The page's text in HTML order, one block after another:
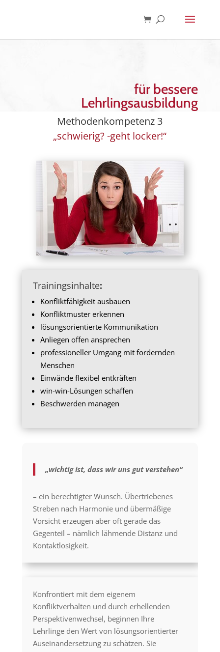
für bessere
Lehrlingsausbildung
Methodenkompetenz 3
„schwierig? -geht locker!“
Trainingsinhalte:
Konfliktfähigkeit ausbauen
Konfliktmuster erkennen
lösungsorientierte Kommunikation
Anliegen offen ansprechen
professioneller Umgang mit fordernden
Menschen
Einwände flexibel entkräften
win-win-Lösungen schaffen
Beschwerden managen
„wichtig ist, dass wir uns gut verstehen“
– ein berechtigter Wunsch. Übertriebenes
Streben nach Harmonie und übermäßige
Vorsicht erzeugen aber oft gerade das
Gegenteil – nämlich lähmende Distanz und
Kontaktlosigkeit.
Konfrontiert mit dem eigenem
Konfliktverhalten und durch erhellenden
Perspektivenwechsel, beginnen Ihre
Lehrlinge den Wert von lösungsorientierter
Auseinandersetzung zu schätzen. Sie